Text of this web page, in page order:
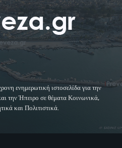
ενημερωτική ιστοσελίδα για την
την Ήπειρο σε θέματα Κοινωνικά,
και Πολιτιστικά.